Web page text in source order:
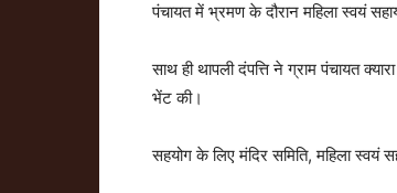
पंचायत में भ्रमण के दौरान महिला स्वयं
साथ ही थापली दंपत्ति ने ग्राम पंचायत
भेंट की।
सहयोग के लिए मंदिर समिति, महिला स्वयं